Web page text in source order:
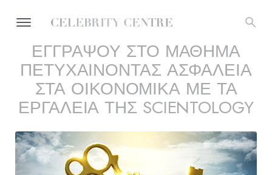
ΕΓΓΡΑΨΟΥ ΣΤΟ ΜΑΘΗΜΑ
ΠΕΤΥΧΑΙΝΟΝΤΑΣ ΑΣΦΑΛΕΙΑ
ΣΤΑ ΟΙΚΟΝΟΜΙΚΑ ΜΕ ΤΑ
ΕΡΓΑΛΕΙΑ ΤΗΣ SCIENTOLOGY